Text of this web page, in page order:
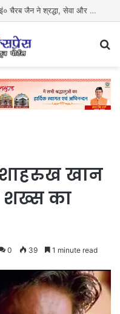
कांवड़ सेवा शिविर में शिवभक्तों की सेवा कर इं० चैरब जैन ने श्रद्धा, सेवा और समर्पण का पेश किया अनुपम उदाहरण
खान
शख्स का
0 39 1 minute read